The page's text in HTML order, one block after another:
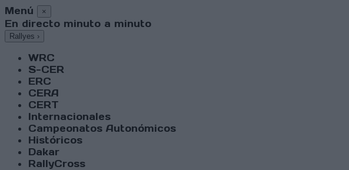
Menú ×
En directo minuto a minuto
Rallyes ›
WRC
S-CER
ERC
CERA
CERT
Internacionales
Campeonatos Autonómicos
Históricos
Dakar
RallyCross